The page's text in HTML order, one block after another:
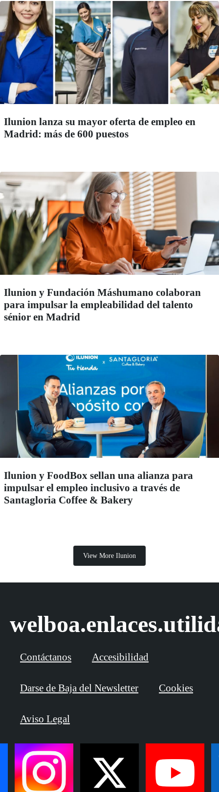
Ilunion lanza su mayor oferta de empleo en
Madrid: más de 600 puestos
Ilunion y Fundación Máshumano colaboran
para impulsar la empleabilidad del talento
sénior en Madrid
Ilunion y FoodBox sellan una alianza para
impulsar el empleo inclusivo a través de
Santagloria Coffee & Bakery
View More Ilunion
Contáctanos Accesibilidad
Darse de Baja del Newsletter Cookies
Aviso Legal